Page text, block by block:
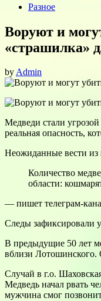
PostedРазное
Воруют и
«страшилка»
byAdmin
Медведи стали
реальная опасность,
Неожиданные вести из
Количество
области:
— пишет телеграм-
Cледы зафиксировали
В предыдущие 50 лет
вблизи
Случай в г.о.
Медведь начал рвать
мужчина смог